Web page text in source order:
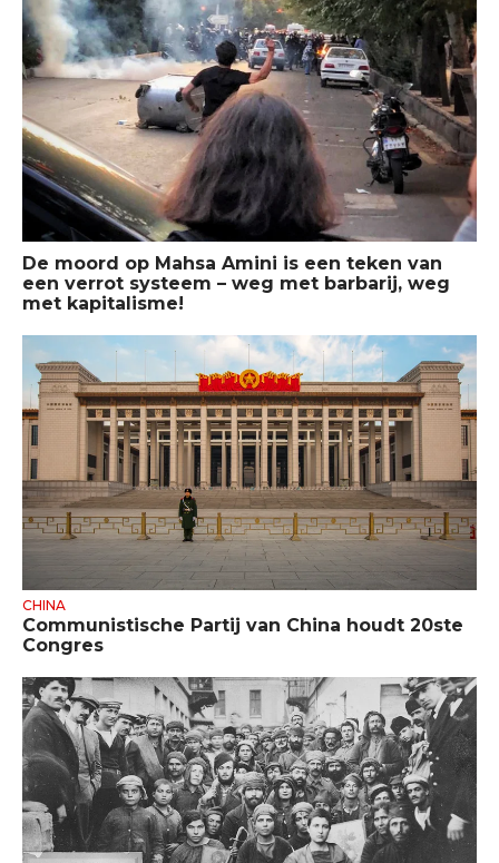
De moord op Mahsa Amini is een teken van
een verrot systeem – weg met barbarij, weg
met kapitalisme!
CHINA
Communistische Partij van China houdt 20ste
Congres